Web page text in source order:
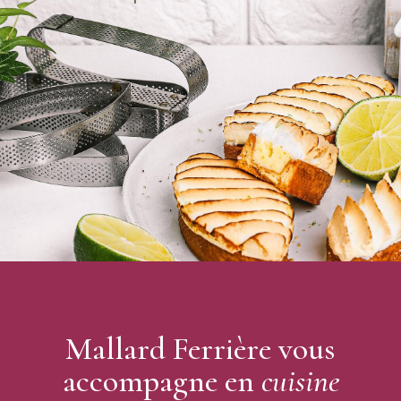
réfrigérateur...)
Mallard Ferrière vous
accompagne en cuisine